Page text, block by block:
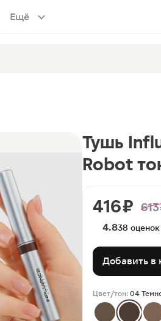
Ещё
Тушь
Robot
416 ₽ 613
4.838 оценок
Добавить в
Цвет/тон: 04